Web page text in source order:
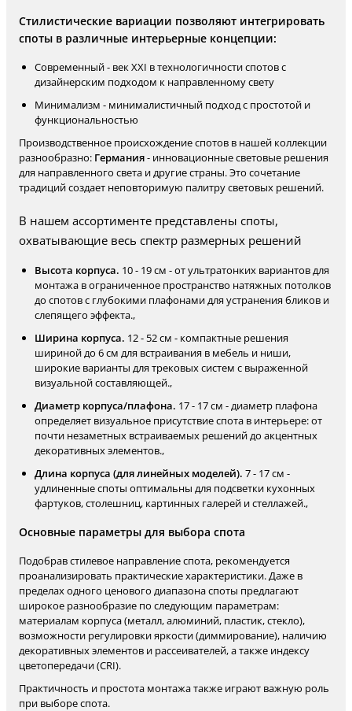
Стилистические вариации позволяют интегрировать
споты в различные интерьерные концепции:
Современный - век XXI в технологичности спотов с
дизайнерским подходом к направленному свету
Минимализм - минималистичный подход с простотой и
функциональностью
Производственное происхождение спотов в нашей коллекции
разнообразно: Германия- инновационные световые решения
для направленного света и другие страны. Это сочетание
традиций создает неповторимую палитру световых решений.
В нашем ассортименте представлены споты,
охватывающие весь спектр размерных решений
Высота корпуса. 10 - 19 см - от ультратонких вариантов для
монтажа в ограниченное пространство натяжных потолков
до спотов с глубокими плафонами для устранения бликов и
слепящего эффекта.,
Ширина корпуса. 12 - 52 см - компактные решения
шириной до 6 см для встраивания в мебель и ниши,
широкие варианты для трековых систем с выраженной
визуальной составляющей.,
Диаметр корпуса/плафона. 17 - 17 см - диаметр плафона
определяет визуальное присутствие спота в интерьере: от
почти незаметных встраиваемых решений до акцентных
декоративных элементов.,
Длина корпуса (для линейных моделей). 7 - 17 см -
удлиненные споты оптимальны для подсветки кухонных
фартуков, столешниц, картинных галерей и стеллажей.,
Основные параметры для выбора спота
Подобрав стилевое направление спота, рекомендуется
проанализировать практические характеристики. Даже в
пределах одного ценового диапазона споты предлагают
широкое разнообразие по следующим параметрам:
материалам корпуса (металл, алюминий, пластик, стекло),
возможности регулировки яркости (диммирование), наличию
декоративных элементов и рассеивателей, а также индексу
цветопередачи (CRI).
Практичность и простота монтажа также играют важную роль
при выборе спота.